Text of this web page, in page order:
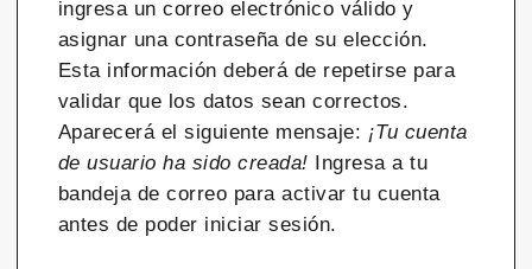
ingresa un correo electrónico válido y
asignar una contraseña de su elección.
Esta información deberá de repetirse para
validar que los datos sean correctos.
Aparecerá el siguiente mensaje: ¡Tu cuenta
de usuario ha sido creada!
Ingresa a tu
bandeja de correo para activar tu cuenta
antes de poder iniciar sesión.